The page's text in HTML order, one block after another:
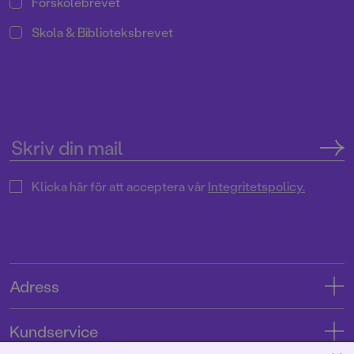
Skola & Biblioteksbrevet
Klicka här för att acceptera vårIntegritetspolicy.
Adress
Kundservice